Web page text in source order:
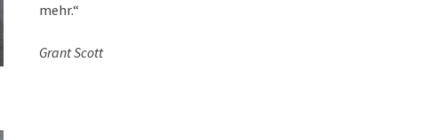
mehr.“
Grant Scott